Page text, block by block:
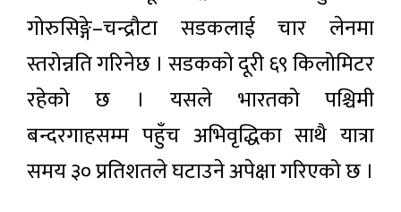
गोरुसिङ्गे–चन्द्रौटा सडकलाई चार लेनमा
स्तरोन्नति गरिनेछ । सडकको दूरी ६९ किलोमिटर
रहेको छ । यसले भारतको पश्चिमी
बन्दरगाहसम्म पहुँच अभिवृद्धिका साथै यात्रा
समय ३० प्रतिशतले घटाउने अपेक्षा गरिएको छ ।